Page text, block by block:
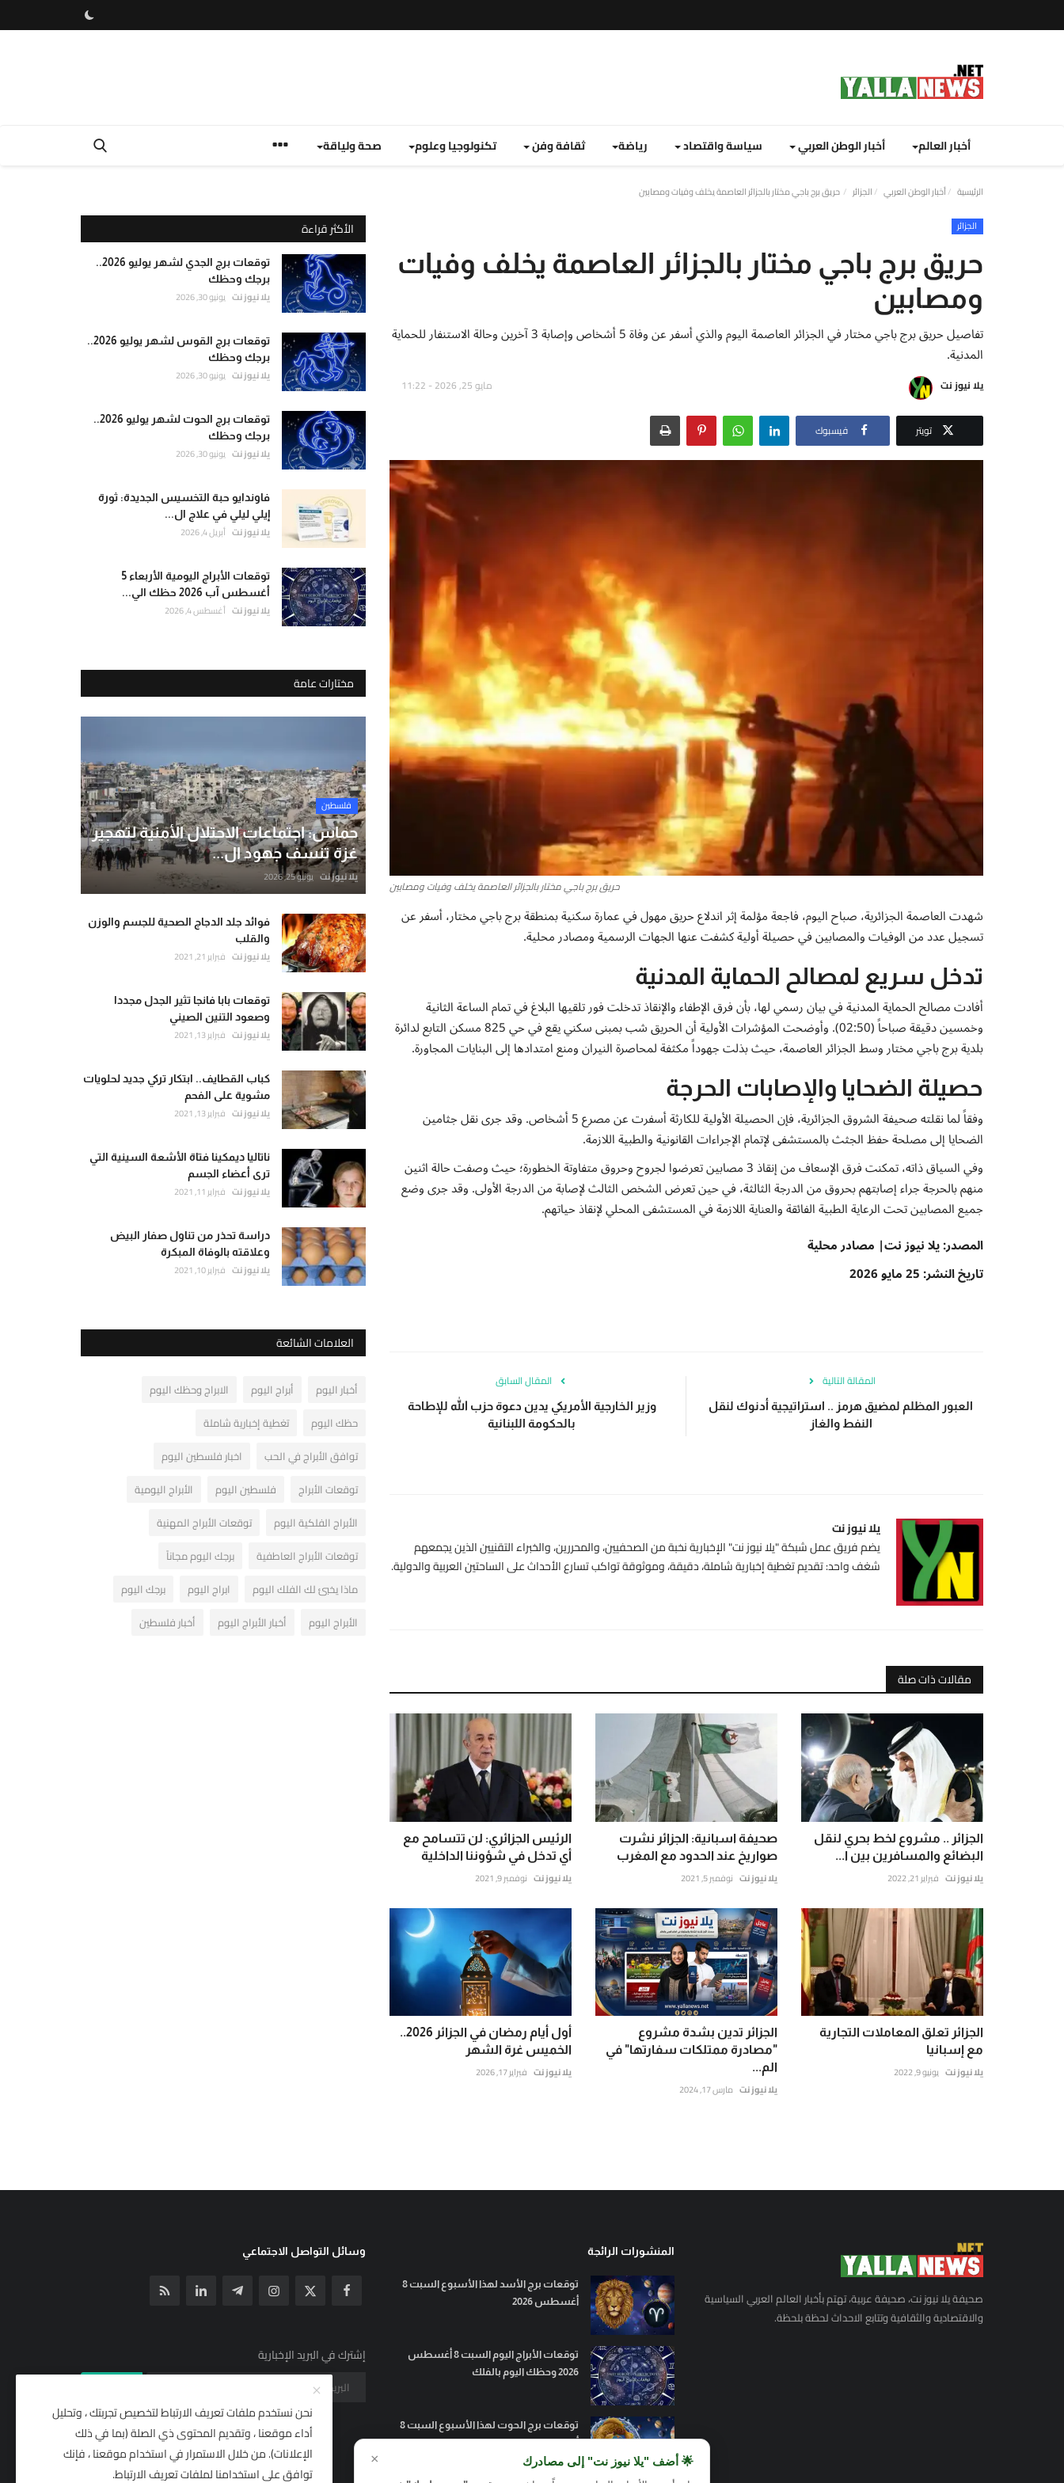
أخبار العالم أخبار الوطن العربي سياسة واقتصاد رياضة ثقافة وفن تكنولوجيا وعلوم صحة ولياقة
الرئيسية أخبار الوطن العربي الجزائر حريق برج باجي مختار بالجزائر العاصمة يخلف وفيات ومصابين
الجزائر
حريق برج باجي مختار بالجزائر العاصمة يخلف وفيات
ومصابين
تفاصيل حريق برج باجي مختار في الجزائر العاصمة اليوم والذي أسفر عن وفاة 5 أشخاص وإصابة 3 آخرين وحالة الاستنفار للحماية
المدنية.
يلا نيوز نت مايو 25, 2026 - 11:22
تويتر فيسبوك
حريق برج باجي مختار بالجزائر العاصمة يخلف وفيات ومصابين
شهدت العاصمة الجزائرية، صباح اليوم، فاجعة مؤلمة إثر اندلاع حريق مهول في عمارة سكنية بمنطقة برج باجي مختار، أسفر عن
تسجيل عدد من الوفيات والمصابين في حصيلة أولية كشفت عنها الجهات الرسمية ومصادر محلية.
تدخل سريع لمصالح الحماية المدنية
أفادت مصالح الحماية المدنية في بيان رسمي لها، بأن فرق الإطفاء والإنقاذ تدخلت فور تلقيها البلاغ في تمام الساعة الثانية
وخمسين دقيقة صباحاً (02:50). وأوضحت المؤشرات الأولية أن الحريق شب بمبنى سكني يقع في حي 825 مسكن التابع لدائرة
بلدية برج باجي مختار وسط الجزائر العاصمة، حيث بذلت جهوداً مكثفة لمحاصرة النيران ومنع امتدادها إلى البنايات المجاورة.
حصيلة الضحايا والإصابات الحرجة
وفقاً لما نقلته صحيفة الشروق الجزائرية، فإن الحصيلة الأولية للكارثة أسفرت عن مصرع 5 أشخاص. وقد جرى نقل جثامين
الضحايا إلى مصلحة حفظ الجثث بالمستشفى لإتمام الإجراءات القانونية والطبية اللازمة.
وفي السياق ذاته، تمكنت فرق الإسعاف من إنقاذ 3 مصابين تعرضوا لجروح وحروق متفاوتة الخطورة؛ حيث وصفت حالة اثنين
منهم بالحرجة جراء إصابتهم بحروق من الدرجة الثالثة، في حين تعرض الشخص الثالث لإصابة من الدرجة الأولى. وقد جرى وضع
جميع المصابين تحت الرعاية الطبية الفائقة والعناية اللازمة في المستشفى المحلي لإنقاذ حياتهم.
المصدر: يلا نيوز نت| مصادر محلية
تاريخ النشر: 25 مايو 2026
المقال السابق
وزير الخارجية الأمريكي يدين دعوة حزب الله للإطاحة
بالحكومة اللبنانية
المقالة التالية
العبور المظلم لمضيق هرمز .. استراتيجية أدنوك لنقل
النفط والغاز
يلا نيوز نت
يضم فريق عمل شبكة "يلا نيوز نت" الإخبارية نخبة من الصحفيين، والمحررين، والخبراء التقنيين الذين يجمعهم
شغف واحد: تقديم تغطية إخبارية شاملة، دقيقة، وموثوقة تواكب تسارع الأحداث على الساحتين العربية والدولية.
مقالات ذات صلة
الجزائر .. مشروع لخط بحري لنقل
البضائع والمسافرين بين ا...
يلا نيوز نت فبراير 21, 2022
صحيفة اسبانية: الجزائر نشرت
صواريخ عند الحدود مع المغرب
يلا نيوز نت نوفمبر 5, 2021
الرئيس الجزائري: لن تتسامح مع
أي تدخل في شؤوننا الداخلية
يلا نيوز نت نوفمبر 9, 2021
الجزائر تعلق المعاملات التجارية
مع إسبانيا
يلا نيوز نت يونيو 9, 2022
الجزائر تدين بشدة مشروع
"مصادرة ممتلكات سفارتها" في
الم...
يلا نيوز نت مارس 17, 2024
أول أيام رمضان في الجزائر 2026..
الخميس غرة الشهر
يلا نيوز نت فبراير 17, 2026
الأكثر قراءة
توقعات برج الجدي لشهر يوليو 2026..
برجك وحظك
يلا نيوز نت يونيو 30, 2026
توقعات برج القوس لشهر يوليو 2026..
برجك وحظك
يلا نيوز نت يونيو 30, 2026
توقعات برج الحوت لشهر يوليو 2026..
برجك وحظك
يلا نيوز نت يونيو 30, 2026
فاوندايو حبة التخسيس الجديدة: ثورة
إيلي ليلي في علاج ال...
يلا نيوز نت أبريل 4, 2026
توقعات الأبراج اليومية الأربعاء 5
أغسطس آب 2026 حظك الي...
يلا نيوز نت أغسطس 4, 2026
مختارات عامة
فلسطين
حماس: اجتماعات الاحتلال الأمنية لتهجير
غزة تنسف جهود ال...
يلا نيوز نت يونيو 25, 2026
فوائد جلد الدجاج الصحية للجسم والوزن
والقلب
يلا نيوز نت فبراير 21, 2021
توقعات بابا فانجا تثير الجدل مجددا
وصعود التنين الصيني
يلا نيوز نت فبراير 13, 2021
كباب القطايف.. ابتكار تركي جديد لحلويات
مشوية على الفحم
يلا نيوز نت فبراير 13, 2021
ناتاليا ديمكينا فتاة الأشعة السينية التي
ترى أعضاء الجسم
يلا نيوز نت فبراير 11, 2021
دراسة تحذر من تناول صفار البيض
وعلاقته بالوفاة المبكرة
يلا نيوز نت فبراير 10, 2021
العلامات الشائعة
أخبار اليوم أبراج اليوم
الابراج وحظك اليوم
حظك اليوم
تغطية إخبارية شاملة
توافق الأبراج في الحب
اخبار فلسطين اليوم
توقعات الأبراج
فلسطين اليوم
الأبراج اليومية
الأبراج الفلكية اليوم
توقعات الأبراج المهنية
توقعات الأبراج العاطفية
برجك اليوم مجاناً
ماذا يخبئ لك الفلك اليوم
ابراج اليوم
برجك اليوم
الأبراج اليوم
أخبار الأبراج اليوم أخبار فلسطين
صحيفة يلا نيوز نت، صحيفة عربية، تهتم بأخبار العالم العربي السياسية
والاقتصادية والثقافية وتتابع الاحداث لحظة بلحظة.
المنشورات الرائجة
توقعات برج الأسد لهذا الأسبوع السبت 8
أغسطس 2026
توقعات الأبراج اليوم السبت 8 أغسطس
2026 وحظك اليوم بالفلك
توقعات برج الحوت لهذا الأسبوع السبت 8
أغسطس 2026
وسائل التواصل الاجتماعي
إشترك في البريد الإخبارية
نحن نستخدم ملفات تعريف الارتباط لتخصيص تجربتك ، وتحليل
أداء موقعنا ، وتقديم المحتوى ذي الصلة (بما في ذلك
الإعلانات). من خلال الاستمرار في استخدام موقعنا ، فإنك
توافق على استخدامنا لملفات تعريف الارتباط.
🌟 أضف "يلا نيوز نت" إلى مصادرك ×